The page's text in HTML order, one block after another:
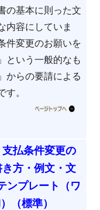
の基本に則った文
内容にしていま
件変更のお願いを
という一般的なも
からの要請による
。
払条件変更の
方・例文・文
ンプレート（ワ
（標準）